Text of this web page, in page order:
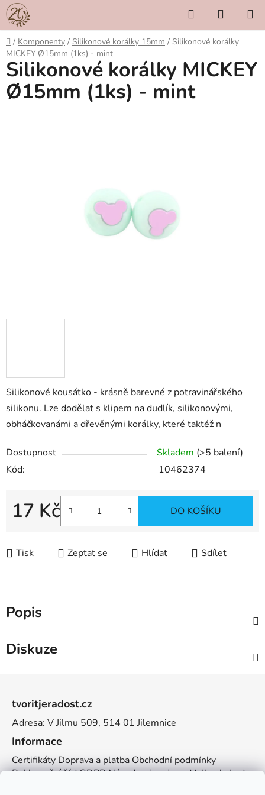
Přejít
na
obsah
Hledat
KOŠÍK
Domů
/ Komponenty / Silikonové korálky 15mm / Silikonové korálky
MICKEY Ø15mm (1ks) - mint
Silikonové kousátko - krásně barevné z potravinářského
silikonu. Lze dodělat s klipem na dudlík, silikonovými,
obháčkovanámi a dřevěnými korálky, které taktéž n
Dostupnost Skladem (>5 balení)
Kód:
10462374
17 Kč
Měrná cena:
DO KOŠÍKU
Tisk Zeptat se Hlídat Sdílet
Silikonové korálky MICKEY
Ø15mm (1ks) - mint
Popis
Diskuze
tvoritjeradost.cz
Adresa: V Jilmu 509, 514 01 Jilemnice
Informace
Certifikáty Doprava a platba Obchodní podmínky
Reklamační řádGDPRNávody a inspiraceVelkoobchod